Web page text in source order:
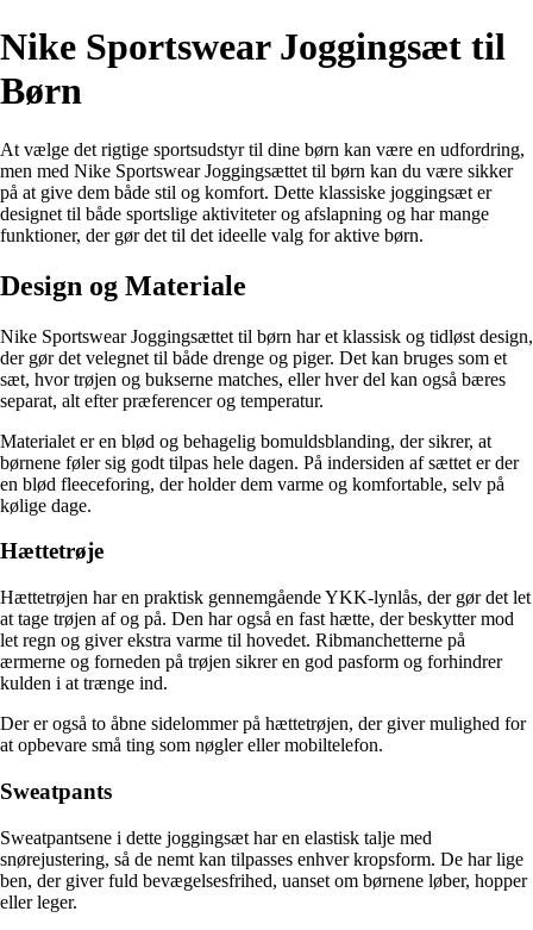
Nike Sportswear Joggingsæt til
Børn
At vælge det rigtige sportsudstyr til dine børn kan være en udfordring,
men med Nike Sportswear Joggingsættet til børn kan du være sikker
på at give dem både stil og komfort. Dette klassiske joggingsæt er
designet til både sportslige aktiviteter og afslapning og har mange
funktioner, der gør det til det ideelle valg for aktive børn.
Design og Materiale
Nike Sportswear Joggingsættet til børn har et klassisk og tidløst design,
der gør det velegnet til både drenge og piger. Det kan bruges som et
sæt, hvor trøjen og bukserne matches, eller hver del kan også bæres
separat, alt efter præferencer og temperatur.
Materialet er en blød og behagelig bomuldsblanding, der sikrer, at
børnene føler sig godt tilpas hele dagen. På indersiden af ​​sættet er der
en blød fleeceforing, der holder dem varme og komfortable, selv på
kølige dage.
Hættetrøje
Hættetrøjen har en praktisk gennemgående YKK-lynlås, der gør det let
at tage trøjen af og på. Den har også en fast hætte, der beskytter mod
let regn og giver ekstra varme til hovedet. Ribmanchetterne på
ærmerne og forneden på trøjen sikrer en god pasform og forhindrer
kulden i at trænge ind.
Der er også to åbne sidelommer på hættetrøjen, der giver mulighed for
at opbevare små ting som nøgler eller mobiltelefon.
Sweatpants
Sweatpantsene i dette joggingsæt har en elastisk talje med
snørejustering, så de nemt kan tilpasses enhver kropsform. De har lige
ben, der giver fuld bevægelsesfrihed, uanset om børnene løber, hopper
eller leger.